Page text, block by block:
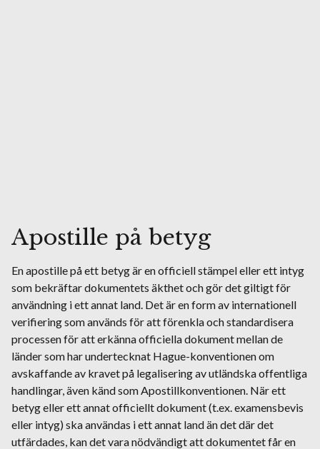
Apostille på betyg
En apostille på ett betyg är en officiell stämpel eller ett intyg
som bekräftar dokumentets äkthet och gör det giltigt för
användning i ett annat land. Det är en form av internationell
verifiering som används för att förenkla och standardisera
processen för att erkänna officiella dokument mellan de
länder som har undertecknat Hague-konventionen om
avskaffande av kravet på legalisering av utländska offentliga
handlingar, även känd som Apostillkonventionen. När ett
betyg eller ett annat officiellt dokument (t.ex. examensbevis
eller intyg) ska användas i ett annat land än det där det
utfärdades, kan det vara nödvändigt att dokumentet får en